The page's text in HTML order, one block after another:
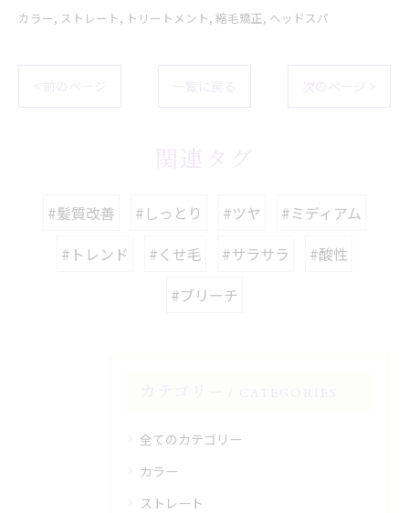
カラー ストレート トリートメント 縮毛矯正 ヘッドスパ
< 前のページ 一覧に戻る 次のページ >
関連タグ
#髪質改善 #しっとり #ツヤ
#ミディアム
#トレンド
#くせ毛 #サラサラ
#酸性
#ブリーチ
全てのカテゴリー
カラー
ストレート